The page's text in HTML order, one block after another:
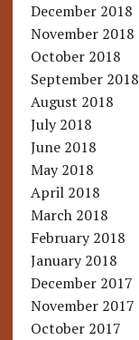
December 2018
November 2018
October 2018
September 2018
August 2018
July 2018
June 2018
May 2018
April 2018
March 2018
February 2018
January 2018
December 2017
November 2017
October 2017